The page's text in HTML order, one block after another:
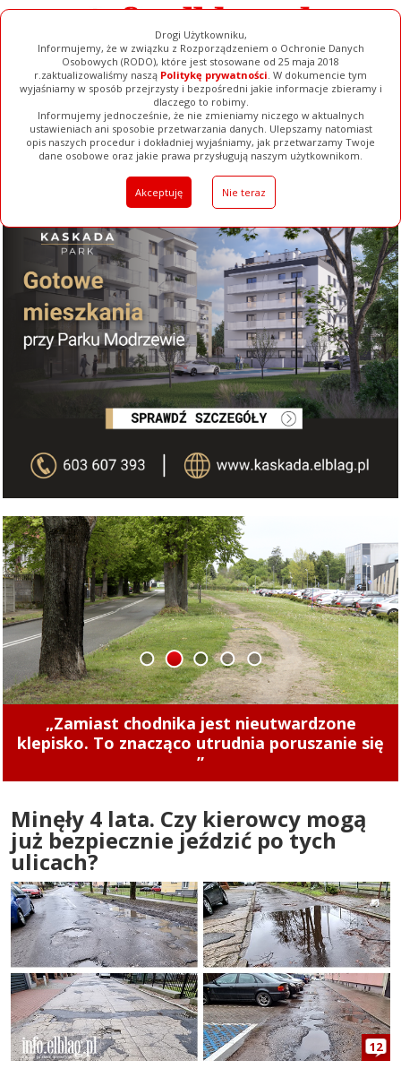
Drogi Użytkowniku,
Informujemy, że w związku z Rozporządzeniem o Ochronie Danych
Osobowych (RODO), które jest stosowane od 25 maja 2018
r.zaktualizowaliśmy naszą Politykę prywatności. W dokumencie tym
wyjaśniamy w sposób przejrzysty i bezpośredni jakie informacje zbieramy i
dlaczego to robimy.
Informujemy jednocześnie, że nie zmieniamy niczego w aktualnych
ustawieniach ani sposobie przetwarzania danych. Ulepszamy natomiast
opis naszych procedur i dokładniej wyjaśniamy, jak przetwarzamy Twoje
dane osobowe oraz jakie prawa przysługują naszym użytkownikom.
Akceptuję Nie teraz
Ogłoszenia Filmy Galerie Baza Firm Pełna Wersja
Concordia u siebie z Naki Olsztyn. Wygraj
rower!
1 2 3 4 5
Minęły 4 lata. Czy kierowcy mogą
już bezpiecznie jeździć po tych
ulicach?
12